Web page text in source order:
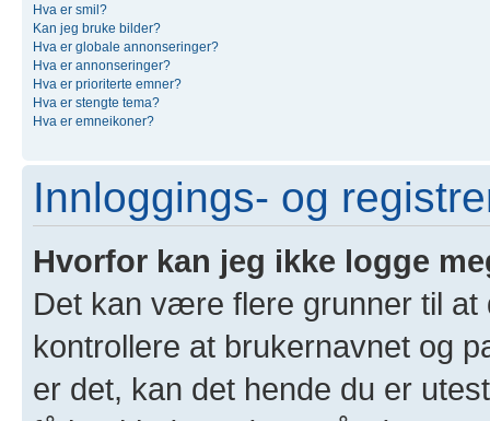
Hva er smil?
Kan jeg bruke bilder?
Hva er globale annonseringer?
Hva er annonseringer?
Hva er prioriterte emner?
Hva er stengte tema?
Hva er emneikoner?
Innloggings- og
Hvorfor kan jeg ikke logge
Det kan være flere grunner til
kontrollere at brukernavnet og
er det, kan det hende du er